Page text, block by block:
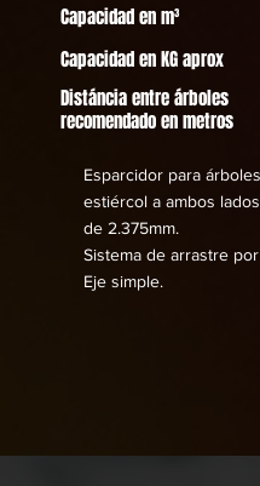
Capacidad en m³
Capacidad en KG aprox
Distáncia entre árboles
recomendado en metros
Esparcidor para
estiércol a ambos
de 2.375mm.
Sistema de arrastre
​Eje simple.